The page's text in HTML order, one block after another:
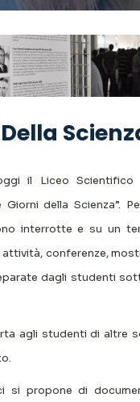
il Liceo Scientifico
Giorni della Scienza”.
interrotte e su un
conferenze,
dagli studenti
agli studenti di altre
si propone di